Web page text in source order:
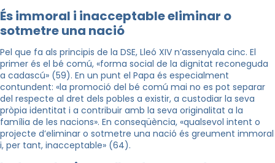
És immoral i inacceptable eliminar o
sotmetre una nació
Pel que fa als principis de la DSE, Lleó XIV n’assenyala cinc. El
primer és el bé comú, «forma social de la dignitat reconeguda
a cadascú» (59). En un punt el Papa és especialment
contundent: «la promoció del bé comú mai no es pot separar
del respecte al dret dels pobles a existir, a custodiar la seva
pròpia identitat i a contribuir amb la seva originalitat a la
família de les nacions». En conseqüència, «qualsevol intent o
projecte d’eliminar o sotmetre una nació és greument immoral
i, per tant, inacceptable» (64).